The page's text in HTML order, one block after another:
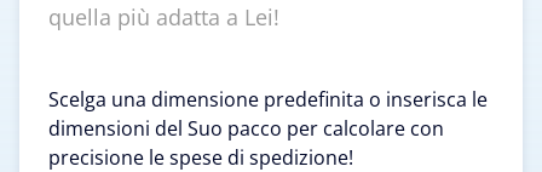
quella più adatta a Lei!
Scelga una dimensione predefinita o inserisca le
dimensioni del Suo pacco per calcolare con
precisione le spese di spedizione!